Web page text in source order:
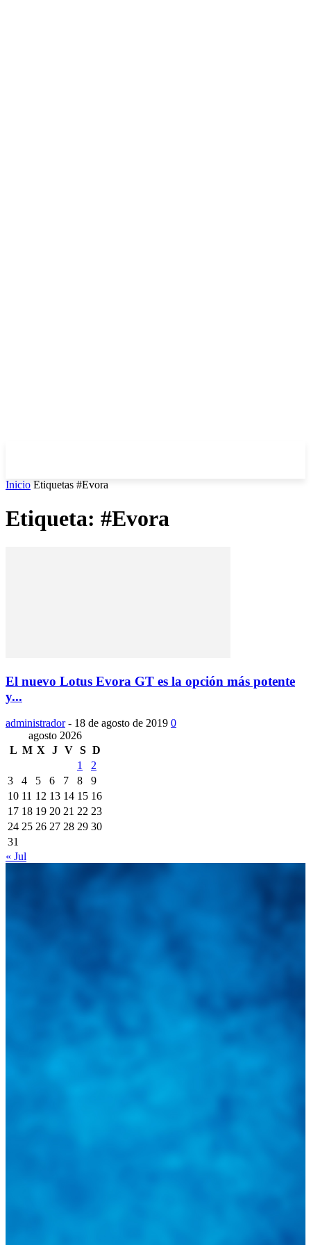
Inicio Etiquetas #Evora
Etiqueta: #Evora
El nuevo Lotus Evora GT es la opción más potente
y...
administrador - 18 de agosto de 2019 0
agosto 2026
L M X J V S D
1
2
3
4 5 6 7 8
9
10 11 12 13 14 15 16
17 18 19 20 21 22 23
24 25 26 27 28 29 30
31
« Jul